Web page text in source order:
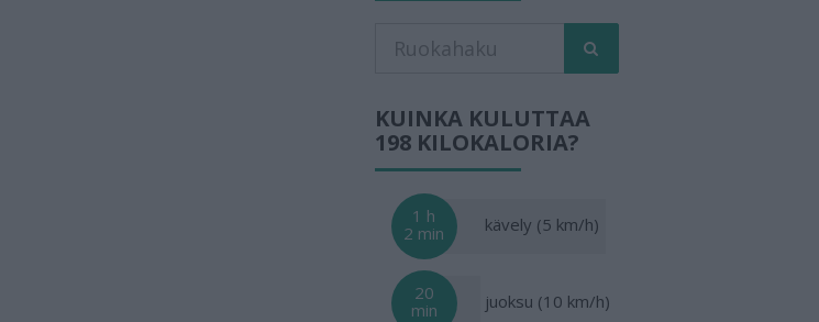
KUINKA KULUTTAA
198 KILOKALORIA?
1 h
2 min
kävely (5 km/h)
20
min
juoksu (10 km/h)